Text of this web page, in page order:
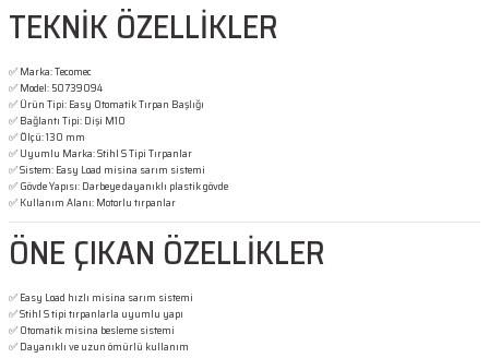
TEKNİK ÖZELLİKLER
✅ Marka: Tecomec
✅ Model: 50739094
✅ Ürün Tipi: Easy Otomatik Tırpan Başlığı
✅ Bağlantı Tipi: Dişi M10
✅ Ölçü: 130 mm
✅ Uyumlu Marka: Stihl S Tipi Tırpanlar
✅ Sistem: Easy Load misina sarım sistemi
✅ Gövde Yapısı: Darbeye dayanıklı plastik gövde
✅ Kullanım Alanı: Motorlu tırpanlar
ÖNE ÇIKAN ÖZELLİKLER
✅ Easy Load hızlı misina sarım sistemi
✅ Stihl S tipi tırpanlarla uyumlu yapı
✅ Otomatik misina besleme sistemi
✅ Dayanıklı ve uzun ömürlü kullanım